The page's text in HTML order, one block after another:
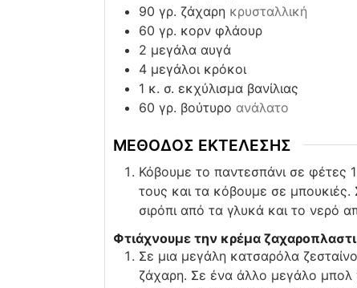
90 γρ. ζάχαρη κρυσταλλική
60 γρ. κορν φλάουρ
2 μεγάλα αυγά
4 μεγάλοι κρόκοι
1 κ. σ. εκχύλισμα βανίλιας
60 γρ. βούτυρο ανάλατο
ΜΕΘΟΔΟΣ ΕΚΤΕΛΕΣΗΣ
Κόβουμε το παντεσπάνι σε φέτες
τους και τα κόβουμε σε
σιρόπι από τα γλυκά και το νερό
Φτιάχνουμε την κρέμα
Σε μια μεγάλη κατσαρόλα
ζάχαρη. Σε ένα άλλο μεγάλο